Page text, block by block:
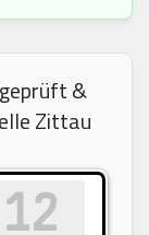
&
Zittau